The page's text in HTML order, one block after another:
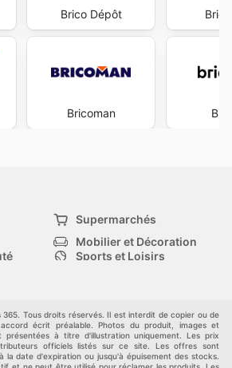
Brico Dépôt
Bricoman
Supermarchés
Mobilier et Décoration
Sports et Loisirs
Tous droits réservés. Il est interdit de copier ou de
écrit préalable. Photos du produit, images et
présentées à titre d'illustration uniquement. Les prix
officiels listés sur ce site. Les offres sont
la date d'expiration ou jusqu'à épuisement des stocks.